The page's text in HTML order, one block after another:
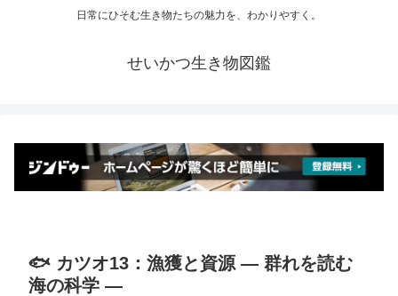
日常にひそむ生き物たちの魅力を、わかりやすく。
せいかつ生き物図鑑
🐟 カツオ13：漁獲と資源 ― 群れを読む
海の科学 ―